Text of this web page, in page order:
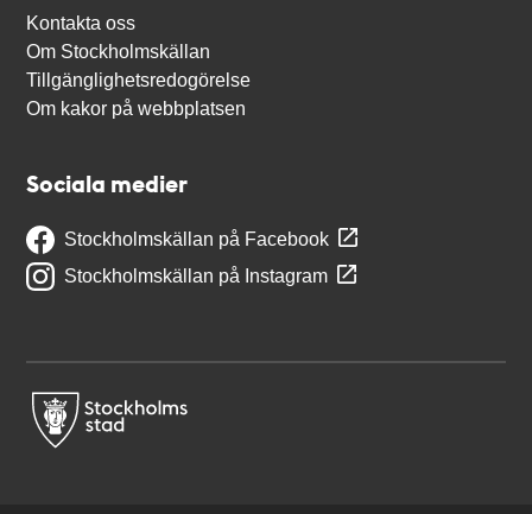
Kontakta oss
Om Stockholmskällan
Tillgänglighetsredogörelse
Om kakor på webbplatsen
Sociala medier
Stockholmskällan på Facebook
Stockholmskällan på Instagram